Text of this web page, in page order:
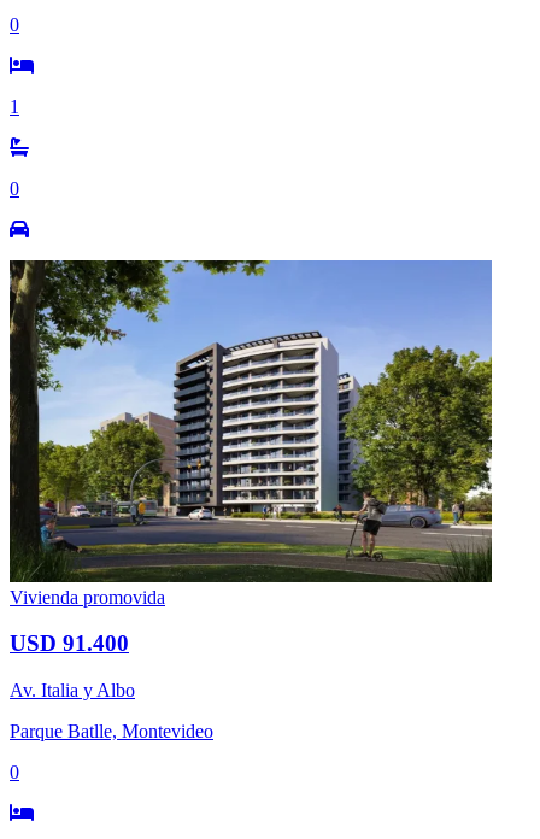
0
1
0
Vivienda promovida
USD 91.400
Av. Italia y Albo
Parque Batlle, Montevideo
0